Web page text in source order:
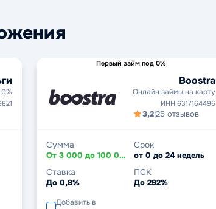
Первый займ под 0%
Boostra
Онлайн займы на карту
ИНН 6317164496
3,2|25 отзывов
Сумма
От 3 000 до 100 000 ₽
Срок
от 0 до 24 недель
Ставка
До 0,8%
ПСК
До 292%
Добавить в